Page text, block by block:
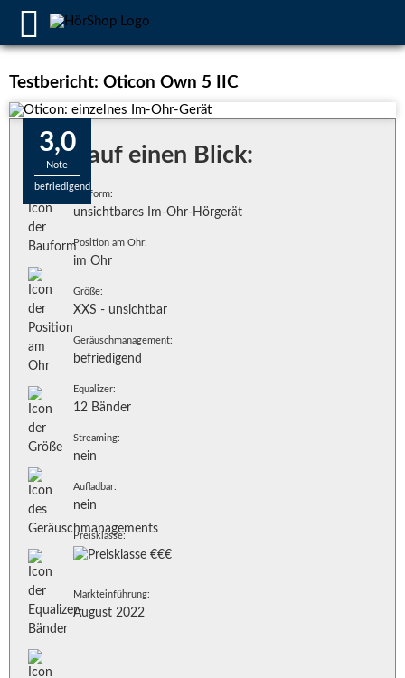
Testbericht: Oticon Own 5 IIC
3,0
Note
befriedigend
Alles auf einen Blick:
Bauform:
unsichtbares Im-Ohr-Hörgerät
Position am Ohr:
im Ohr
Größe:
XXS - unsichtbar
Geräuschmanagement:
befriedigend
Equalizer:
12 Bänder
Streaming:
nein
Aufladbar:
nein
Preisklasse:
Markteinführung:
August 2022